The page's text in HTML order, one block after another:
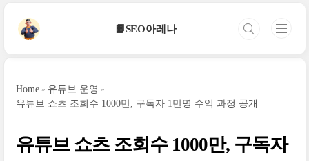
📙SEO아레나
Home
유튜브 운영
유튜브 쇼츠 조회수 1000만, 구독자 1만명 수익 과정 공개
유튜브 쇼츠 조회수 1000만, 구독자